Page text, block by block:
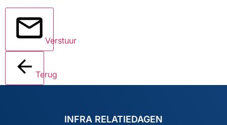
Verstuur
Terug
INFRA RELATIEDAGEN